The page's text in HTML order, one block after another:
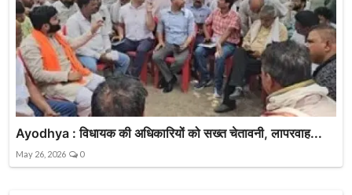
Ayodhya : विधायक की अधिकारियों को सख्त चेतावनी, लापरवाह...
May 26, 2026 0